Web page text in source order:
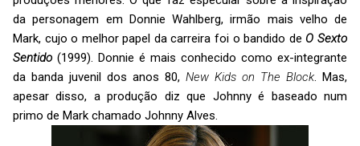
da personagem em Donnie Wahlberg, irmão mais velho de
Mark, cujo o melhor papel da carreira foi o bandido de O Sexto
Sentido (1999). Donnie é mais conhecido como ex-integrante
da banda juvenil dos anos 80, New Kids on The Block. Mas,
apesar disso, a produção diz que Johnny é baseado num
primo de Mark chamado Johnny Alves.